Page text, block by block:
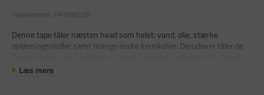
Varenummer: PA-688536
Denne tape tåler næsten hvad som helst: vand, olie, stærke
opløsningsmidler samt mange andre kemikalier. Derudover tåler de
Læs mere